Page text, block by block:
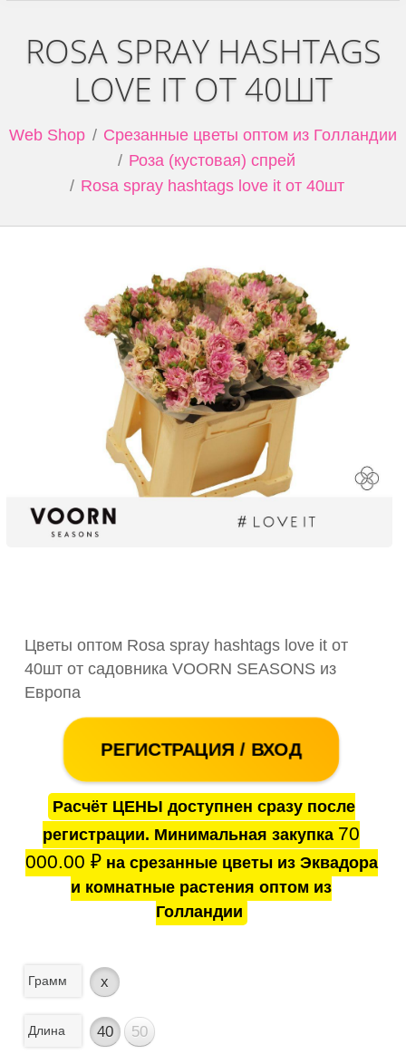
ROSA SPRAY HASHTAGS
LOVE IT ОТ 40ШТ
Web Shop
Срезанные цветы оптом из Голландии
Роза (кустовая) спрей
Rosa spray hashtags love it от 40шт
Цветы оптом Rosa spray hashtags love it от
40шт от садовника VOORN SEASONS из
Европа
РЕГИСТРАЦИЯ / ВХОД
Расчёт ЦЕНЫ доступнен сразу после
регистрации. Минимальная закупка 70
000.00 ₽на срезанные цветы из Эквадора
и комнатные растения оптом из
Голландии
Грамм x
Длина 40 50